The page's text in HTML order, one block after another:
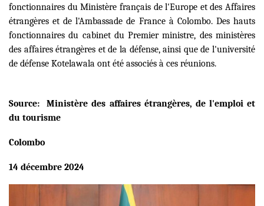
fonctionnaires du Ministère français de l'Europe et des Affaires
étrangères et de l'Ambassade de France à Colombo. Des hauts
fonctionnaires du cabinet du Premier ministre, des ministères
des affaires étrangères et de la défense, ainsi que de l'université
de défense Kotelawala ont été associés à ces réunions.
Source: Ministère des affaires étrangères, de l'emploi et
du tourisme
Colombo
14 décembre 2024